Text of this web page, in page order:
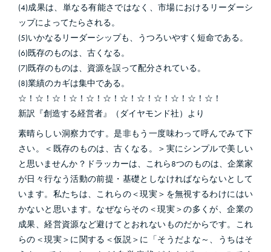
(4)成果は、単なる有能さではなく、市場におけるリーダーシ
ップによってたらされる。
(5)いかなるリーダーシップも、うつろいやすく短命である。
(6)既存のものは、古くなる。
(7)既存のものは、資源を誤って配分されている。
(8)業績のカギは集中である。
☆！☆！☆！☆！☆！☆！☆！☆！☆！☆！☆！☆！
新訳『創造する経営者』（ダイヤモンド社）より
素晴らしい洞察力です。是非もう一度味わって呼んでみて下
さい。＜既存のものは、古くなる。＞実にシンプルで美しい
と思いませんか？ドラッカーは、これら8つのものは、企業家
が日々行なう活動の前提・基礎としなければならないとして
います。私たちは、これらの＜現実＞を無視するわけにはい
かないと思います。なぜならその＜現実＞の多くが、企業の
成果、経営資源など避けてとおれないものだからです。これ
らの＜現実＞に関する＜仮説＞に「そうだよな～、うちはそ